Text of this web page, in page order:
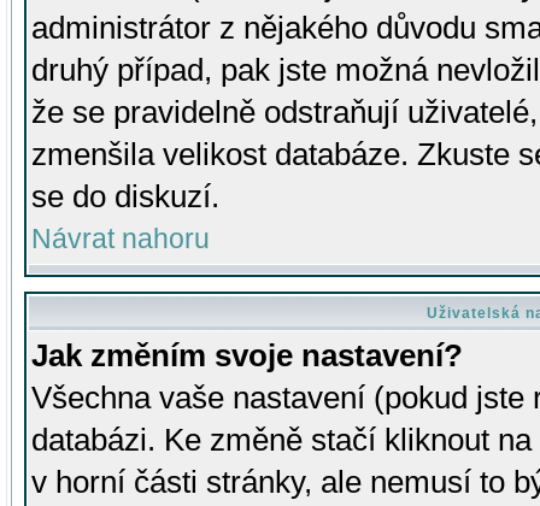
administrátor z nějakého důvodu
druhý případ, pak jste možná
že se pravidelně odstraňují
zmenšila velikost databáze. Zkuste
se do diskuzí.
Návrat nahoru
Uživatelská
Jak změním svoje nastavení?
Všechna vaše nastavení (pokud
databázi. Ke změně stačí kliknout
v horní části stránky, ale nemusí to